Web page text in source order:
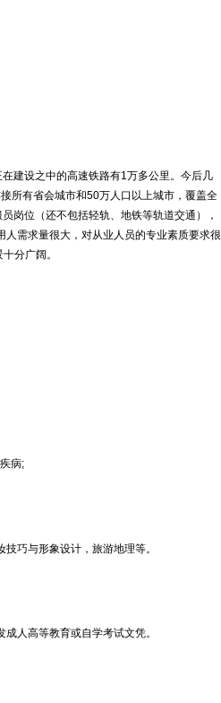
建设之中的高速铁路有1万多公里。今后几
所有省会城市和50万人口以上城市，覆盖全
岗位（还不包括轻轨、地铁等轨道交通），
需求量很大，对从业人员的专业素质要求很
分广阔。
病;
巧与形象设计，旅游地理等。
人高等教育或自学考试文凭。